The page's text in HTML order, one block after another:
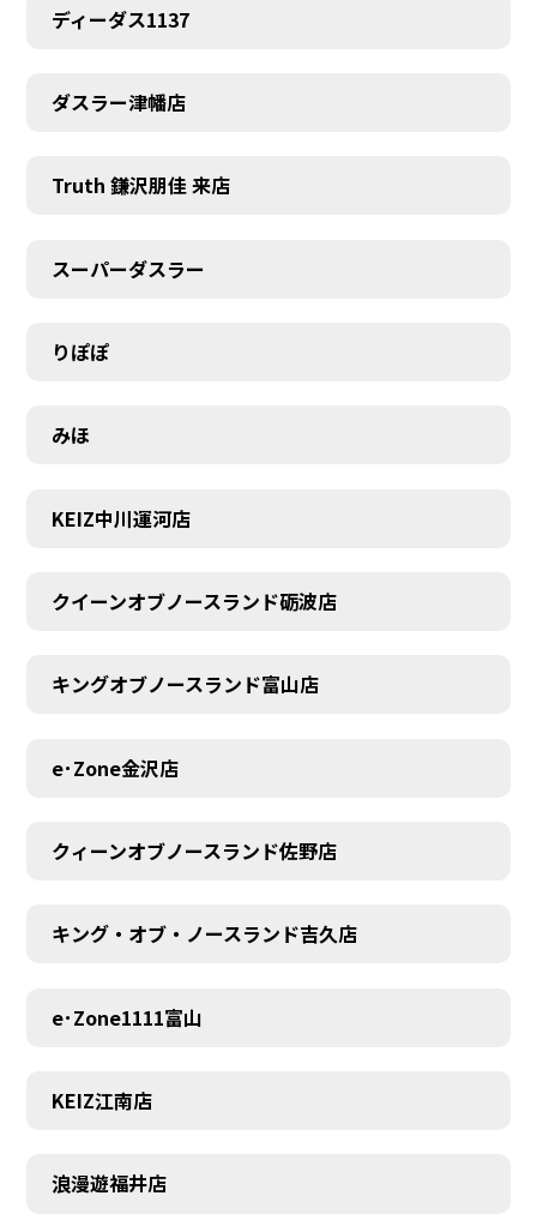
ディーダス1137
ダスラー津幡店
Truth 鎌沢朋佳 来店
スーパーダスラー
りぽぽ
みほ
KEIZ中川運河店
クイーンオブノースランド砺波店
キングオブノースランド富山店
e･Zone金沢店
クィーンオブノースランド佐野店
キング・オブ・ノースランド吉久店
e･Zone1111富山
KEIZ江南店
浪漫遊福井店